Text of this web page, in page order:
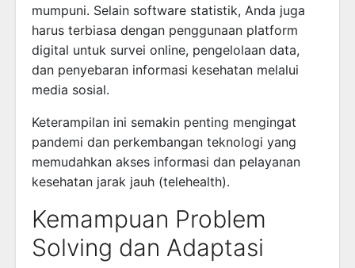
mumpuni. Selain software statistik, Anda juga
harus terbiasa dengan penggunaan platform
digital untuk survei online, pengelolaan data,
dan penyebaran informasi kesehatan melalui
media sosial.
Keterampilan ini semakin penting mengingat
pandemi dan perkembangan teknologi yang
memudahkan akses informasi dan pelayanan
kesehatan jarak jauh (telehealth).
Kemampuan Problem
Solving dan Adaptasi